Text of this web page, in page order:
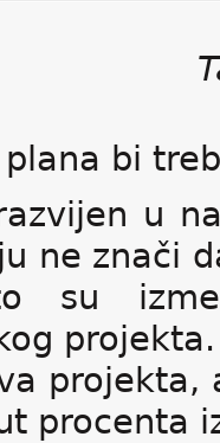
bi
u
ne znači
su
projekta.
procenta